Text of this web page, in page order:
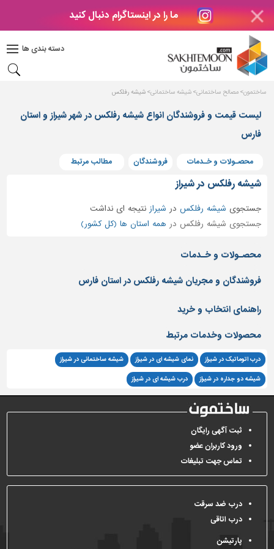
ما را در اینستاگرام دنبال کنید
دسته بندی ها
دکوراسیون
بتن
های
بتنی
پنجره
مصالح
پله،
نرده
حفاظ
دیوارپوش،
سنگ
سرویس
بهداشتی
ابزار،یراق
و
ماشین
آلات
برقی،روشنایی،ایمنی
محوطه
و
ساخت
ساز
ساختمون مصالح ساختمانی شیشه ساختمانی شیشه رفلکس
لیست قیمت و فروشندگان انواع شیشه رفلکس در شهر شیراز و استان
فارس
محصـولات و خـدمات فروشندگان مطالب مرتبط
شیشه رفلکس در شیراز
جستجوی شیشه رفلکس در شیراز نتیجه ای نداشت
جستجوی شیشه رفلکس در همه استان ها (کل کشور)
محصـولات و خـدمات
فروشندگان و مجریان شیشه رفلکس در استان فارس
راهنمای انتخاب و خرید
محصولات وخدمات مرتبط
درب اتوماتیک در شیراز نمای شیشه ای در شیراز شیشه ساختمانی در شیراز
شیشه دو جداره در شیراز درب شیشه ای در شیراز
ثبت آگهی رایگان
ورود کاربران عضو
تماس جهت تبلیغات
درب ضد سرقت
درب اتاقی
پارتیشن